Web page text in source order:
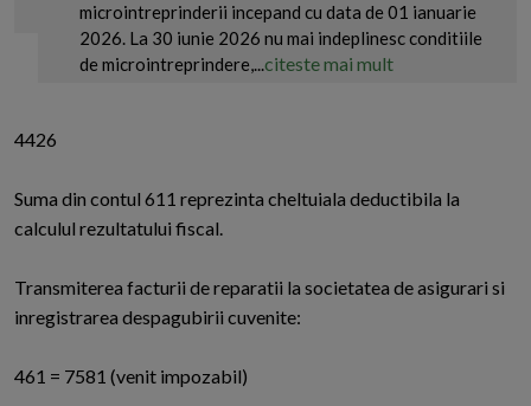
microintreprinderii incepand cu data de 01 ianuarie
2026. La 30 iunie 2026 nu mai indeplinesc conditiile
de microintreprindere,...citeste mai mult
4426
Suma din contul 611 reprezinta cheltuiala deductibila la
calculul rezultatului fiscal.
Transmiterea facturii de reparatii la societatea de asigurari si
inregistrarea despagubirii cuvenite:
461 = 7581 (venit impozabil)